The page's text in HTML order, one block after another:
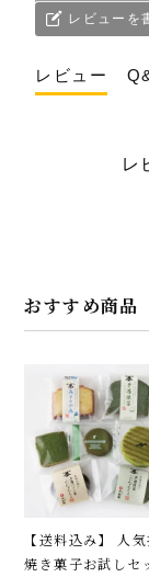
レビューを
レビュー
レ
おすすめ商品
【送料込み】 人
焼き菓子お試しセ